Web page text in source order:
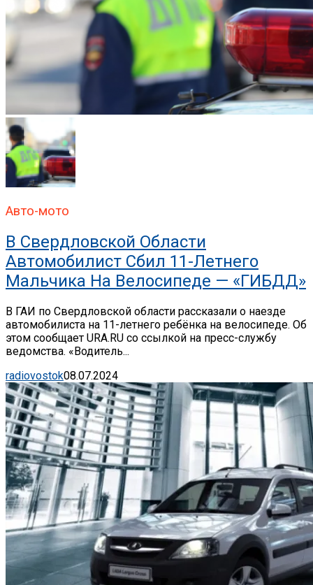
Авто-мото
В Свердловской Области
Автомобилист Сбил 11-Летнего
Мальчика На Велосипеде — «ГИБДД»
В ГАИ по Свердловской области рассказали о наезде
автомобилиста на 11-летнего ребёнка на велосипеде. Об
этом сообщает URA.RU со ссылкой на пресс-службу
ведомства. «Водитель...
radiovostok08.07.2024